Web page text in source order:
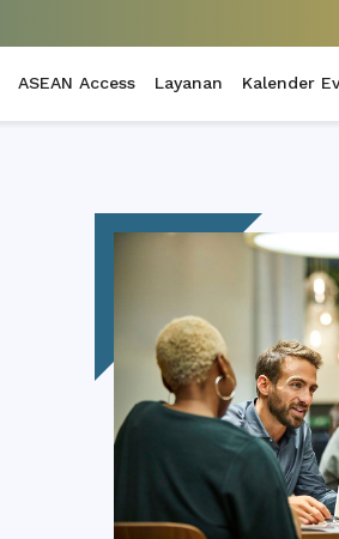
ASEAN Access Layanan Kalender